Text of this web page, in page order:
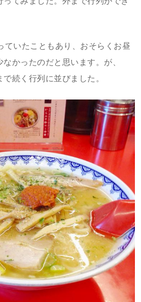
ていたこともあり、おそらくお昼
かったのだと思います。が、
続く行列に並びました。